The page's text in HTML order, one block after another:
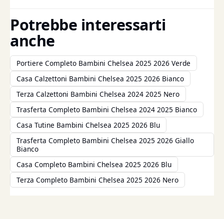
Potrebbe interessarti
anche
Portiere Completo Bambini Chelsea 2025 2026 Verde
Casa Calzettoni Bambini Chelsea 2025 2026 Bianco
Terza Calzettoni Bambini Chelsea 2024 2025 Nero
Trasferta Completo Bambini Chelsea 2024 2025 Bianco
Casa Tutine Bambini Chelsea 2025 2026 Blu
Trasferta Completo Bambini Chelsea 2025 2026 Giallo
Bianco
Casa Completo Bambini Chelsea 2025 2026 Blu
Terza Completo Bambini Chelsea 2025 2026 Nero